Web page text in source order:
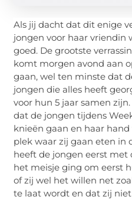
Als jij dacht dat dit enige
jongen voor haar vriendin
goed. De grootste
komt morgen avond aan
gaan, wel ten minste dat
jongen die alles heeft
voor hun 5 jaar samen
dat de jongen tijdens
knieën gaan en haar
plek waar zij gaan eten in
heeft de jongen eerst met
het meisje ging om eerst
of zij wel het willen net
te laat wordt en dat zij